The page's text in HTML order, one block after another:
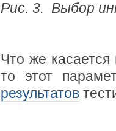
Рис. 3. Выбор
Что же касается
то этот
результатов